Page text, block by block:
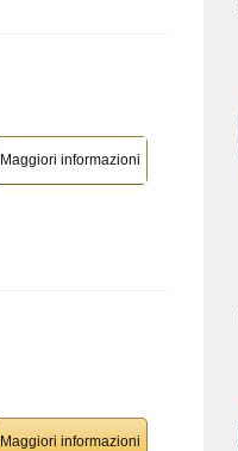
Maggiori informazioni
Maggiori informazioni